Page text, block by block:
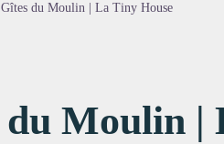
du Moulin | La Tiny House
du Moulin |